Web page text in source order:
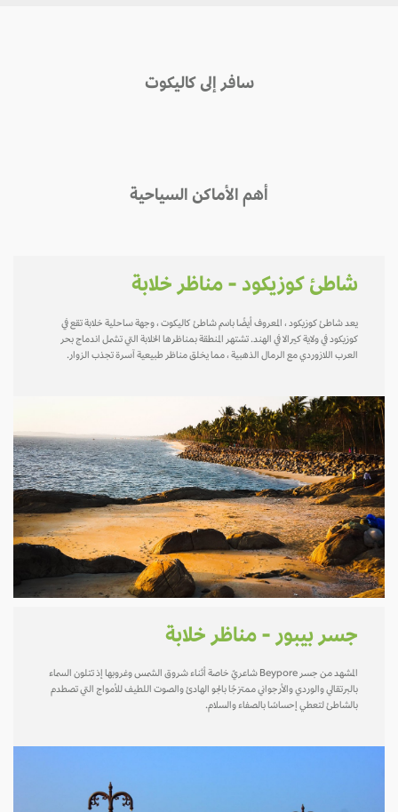
سافر إلى كاليكوت
أهم الأماكن السياحية
شاطئ كوزيكود - مناظر خلابة
يعد شاطئ كوزيكود ، المعروف أيضًا باسم شاطئ كاليكوت ، وجهة ساحلية خلابة تقع في
كوزيكود في ولاية كيرالا في الهند. تشتهر المنطقة بمناظرها الخلابة التي تشمل اندماج بحر
العرب اللازوردي مع الرمال الذهبية ، مما يخلق مناظر طبيعية آسرة تجذب الزوار.
جسر بيبور - مناظر خلابة
المشهد من جسر Beypore شاعريٌ خاصة أثناء شروق الشمس وغروبها إذ تتلون السماء
بالبرتقالي والوردي والأرجواني ممتزجًا بالجو الهادئ والصوت اللطيف للأمواج التي تصطدم
بالشاطئ لتعطي إحساسًا بالصفاء والسلام.